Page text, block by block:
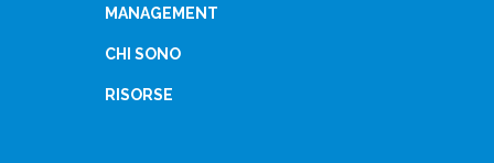
MANAGEMENT
CHI SONO
RISORSE